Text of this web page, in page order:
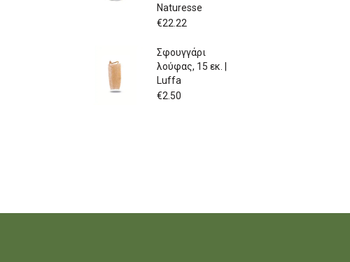
Naturesse
€22.22
Σφουγγάρι
λούφας, 15 εκ. |
Luffa
€2.50